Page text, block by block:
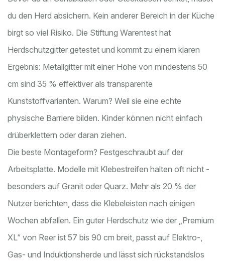
du den Herd absichern. Kein anderer Bereich in der Küche
birgt so viel Risiko. Die Stiftung Warentest hat
Herdschutzgitter getestet und kommt zu einem klaren
Ergebnis: Metallgitter mit einer Höhe von mindestens 50
cm sind 35 % effektiver als transparente
Kunststoffvarianten. Warum? Weil sie eine echte
physische Barriere bilden. Kinder können nicht einfach
drüberklettern oder daran ziehen.
Die beste Montageform? Festgeschraubt auf der
Arbeitsplatte. Modelle mit Klebestreifen halten oft nicht -
besonders auf Granit oder Quarz. Mehr als 20 % der
Nutzer berichten, dass die Klebeleisten nach einigen
Wochen abfallen. Ein guter Herdschutz wie der „Premium
XL“ von Reer ist 57 bis 90 cm breit, passt auf Elektro-,
Gas- und Induktionsherde und lässt sich rückstandslos